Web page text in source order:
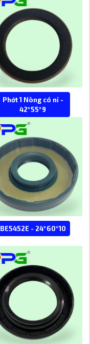
Phớt 1 Nòng có nỉ -
42*55*9
BE5452E - 24*60*10